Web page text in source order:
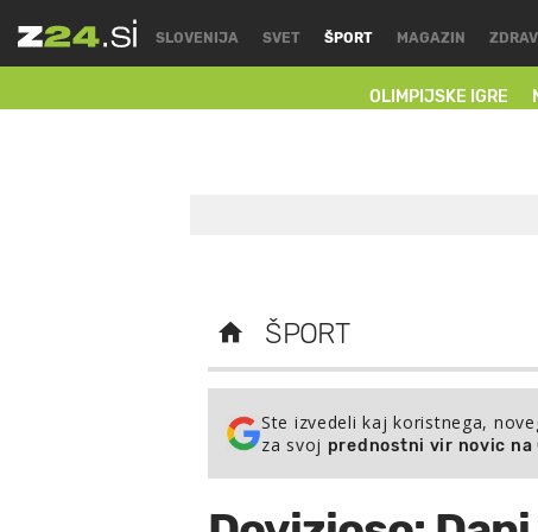
SLOVENIJA SVET ŠPORT
OLIMPIJSKE IGRE
MAGAZIN
ŠPORT
Ste izvedeli kaj koristnega,
za svoj prednostni vir novic na